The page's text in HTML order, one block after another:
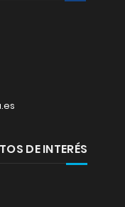
DE INTERÉS